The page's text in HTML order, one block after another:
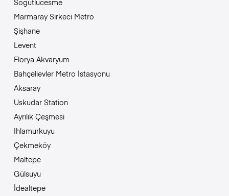
Marmaray Sirkeci Metro
Şişhane
Levent
Florya Akvaryum
Bahçelievler Metro İstasyonu
Aksaray
Uskudar Station
Ayrılık Çeşmesi
Ihlamurkuyu
Çekmeköy
Maltepe
Gülsuyu
İdealtepe